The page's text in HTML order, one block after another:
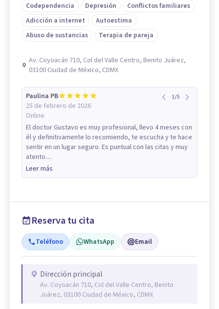
Codependencia
Depresión
Conflictos familiares
Adicción a internet
Autoestima
Abuso de sustancias
Terapia de pareja
Av. Coyoacán 710, Col del Valle Centro, Benito Juárez,
03100 Ciudad de México, CDMX
Paulina PB
25 de febrero de 2026
Online
1/5
El doctor Gustavo es muy profesional, llevo 4 meses con
él y definitivamente lo recomiendo, te escucha y te hace
sentir en un lugar seguro. Es puntual con las citas y muy
atento....
Leer más
Reserva tu cita
Teléfono WhatsApp Email
Dirección principal
Av. Coyoacán 710, Col del Valle Centro, Benito
Juárez, 03100 Ciudad de México, CDMX